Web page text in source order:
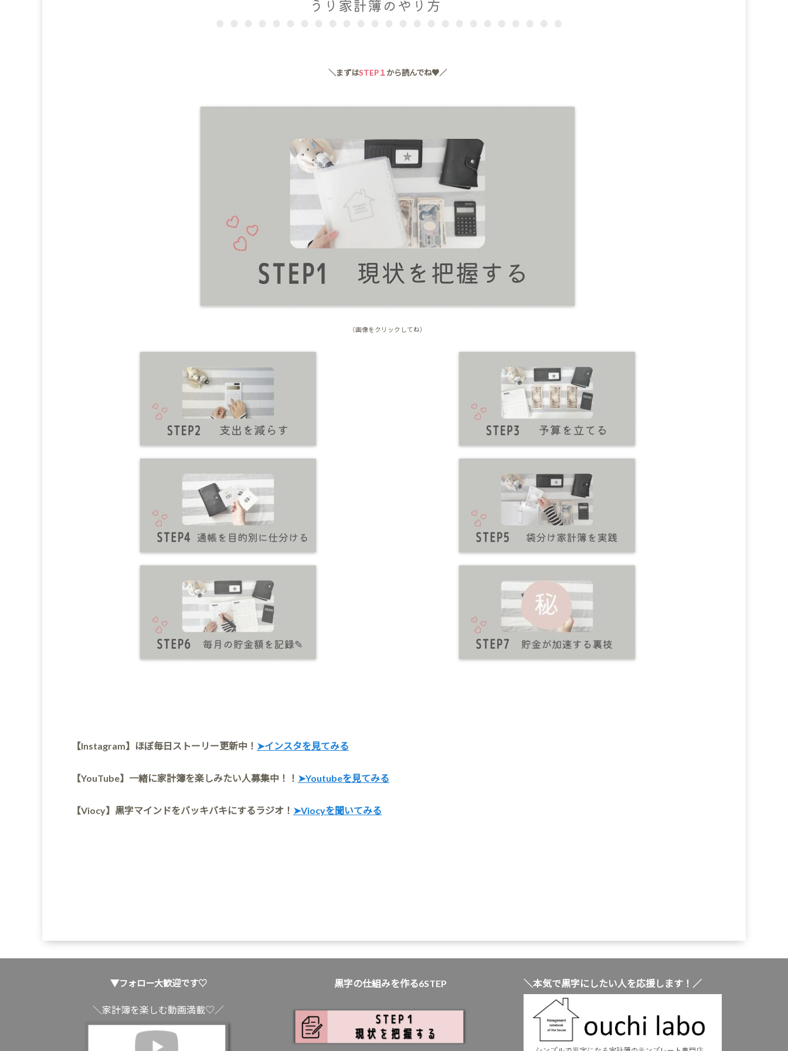
＼まずはSTEP１から読んでね♥／
（画像をクリックしてね）
【Instagram】ほぼ毎日ストーリー更新中！ ➤インスタを見てみる
【YouTube】一緒に家計簿を楽しみたい人募集中！！ ➤Youtubeを見てみる
【Viocy】黒字マインドをバッキバキにするラジオ！ ➤Viocyを聞いてみる
▼フォロー大歓迎です♡
＼家計簿を楽しむ動画満載♡／
黒字の仕組みを作る6STEP ＼本気で黒字にしたい人を応援します！／